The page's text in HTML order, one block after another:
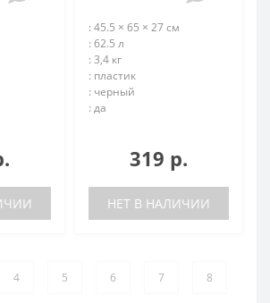
: 45.5 × 65 × 27 см
: 62.5 л
: 3,4 кг
: пластик
: черный
: да
319 р.
НЕТ В НАЛИЧИИ
4 5 6 7 8